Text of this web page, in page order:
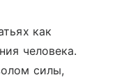
как
человека.
силы,